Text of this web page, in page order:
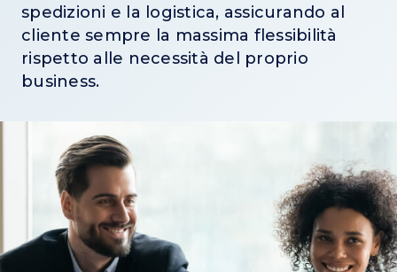
spedizioni e la logistica, assicurando al
cliente sempre la massima flessibilità
rispetto alle necessità del proprio
business.